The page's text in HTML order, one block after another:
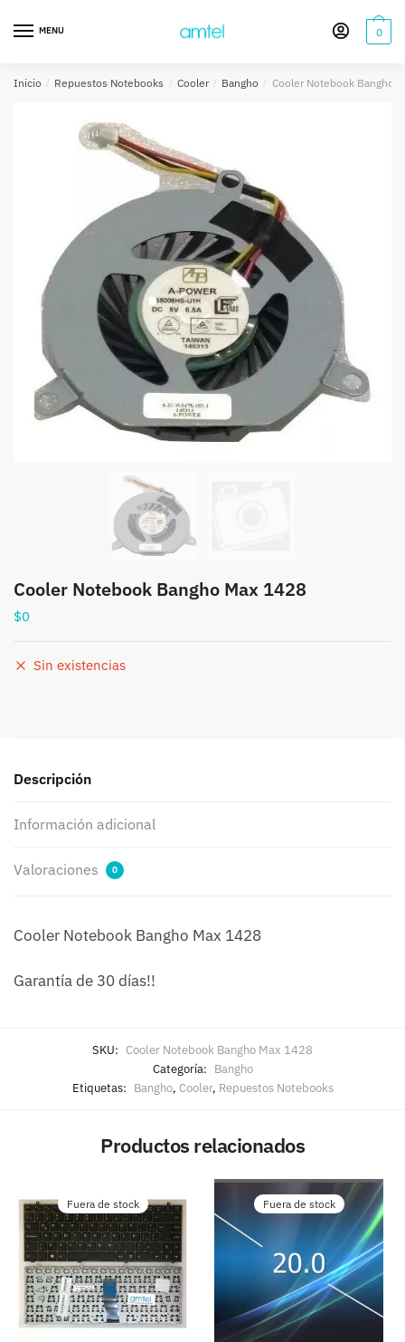
navegación
MENU 0
Inicio / Repuestos Notebooks / Cooler / Bangho / Cooler Notebook Bangho
Cooler Notebook Bangho Max 1428
$0
Sin existencias
Descripción
Información adicional
Valoraciones 0
Cooler Notebook Bangho Max 1428
Garantía de 30 días!!
SKU: Cooler Notebook Bangho Max 1428
Categoría: Bangho
Etiquetas: Bangho, Cooler, Repuestos Notebooks
Productos relacionados
Fuera de stock Fuera de stock